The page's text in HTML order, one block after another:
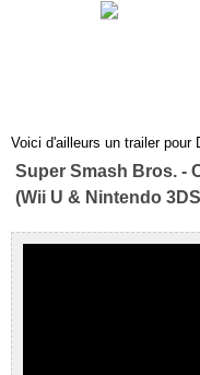
Voici d'ailleurs un trailer pour
Super Smash Bros. -
(Wii U & Nintendo